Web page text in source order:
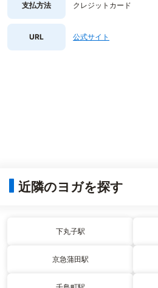
支払方法 クレジットカード
URL 公式サイト
近隣のヨガを探す
下丸子駅
京急蒲田駅